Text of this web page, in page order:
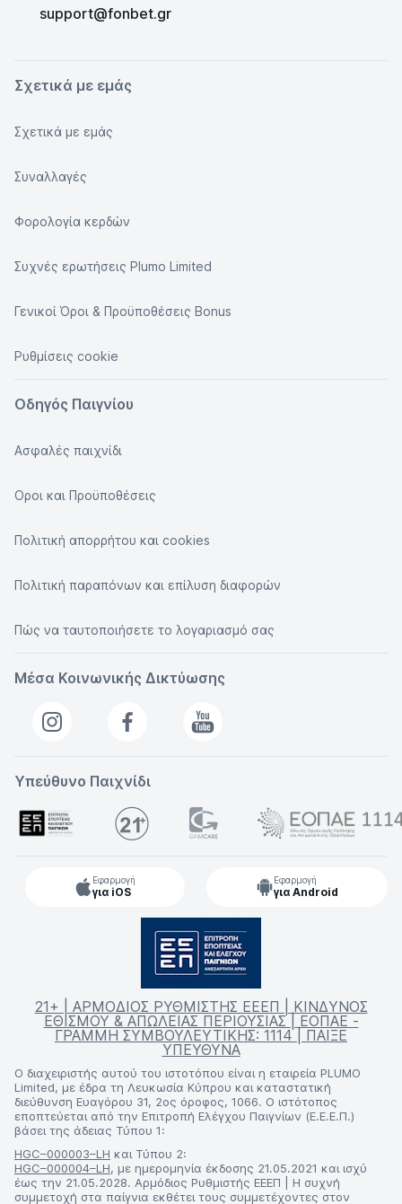
support@fonbet.gr
Σχετικά με εμάς
Σχετικά με εμάς
Συναλλαγές
Φορολογία κερδών
Συχνές ερωτήσεις Plumo Limited
Γενικοί Όροι & Προϋποθέσεις Bonus
Ρυθμίσεις cookie
Οδηγός Παιγνίου
Ασφαλές παιχνίδι
Οροι και Προϋποθέσεις
Πολιτική απορρήτου και cookies
Πολιτική παραπόνων και επίλυση διαφορών
Πώς να ταυτοποιήσετε το λογαριασμό σας
Μέσα Κοινωνικής Δικτύωσης
Υπεύθυνο Παιχνίδι
Εφαρμογή
για iOS
Εφαρμογή
για Android
21+ | ΑΡΜΟΔΙΟΣ ΡΥΘΜΙΣΤΗΣ ΕΕΕΠ | ΚΙΝΔΥΝΟΣ
ΕΘΙΣΜΟΥ & ΑΠΩΛΕΙΑΣ ΠΕΡΙΟΥΣΙΑΣ | ΕΟΠΑΕ -
ΓΡΑΜΜΗ ΣΥΜΒΟΥΛΕΥΤΙΚΗΣ: 1114 | ΠΑΙΞΕ
ΥΠΕΥΘΥΝΑ
Ο διαχειριστής αυτού του ιστοτόπου είναι η εταιρεία PLUMO
Limited, με έδρα τη Λευκωσία Κύπρου και καταστατική
διεύθυνση Ευαγόρου 31, 2ος όροφος, 1066. Ο ιστότοπος
εποπτεύεται από την Επιτροπή Ελέγχου Παιγνίων (Ε.Ε.Ε.Π.)
βάσει της άδειας Τύπου 1:
HGC–000003–LH και Τύπου 2:
HGC–000004–LH, με ημερομηνία έκδοσης 21.05.2021 και ισχύ
έως την 21.05.2028. Αρμόδιος Ρυθμιστής ΕΕΕΠ | Η συχνή
συμμετοχή στα παίγνια εκθέτει τους συμμετέχοντες στον